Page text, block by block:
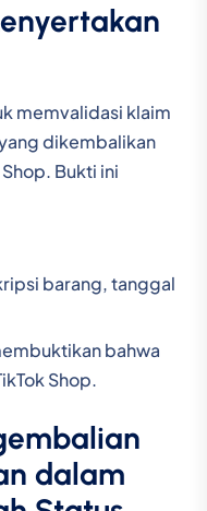
memvalidasi klaim
dikembalikan
Bukti ini
barang, tanggal
bahwa
Shop.
dalam